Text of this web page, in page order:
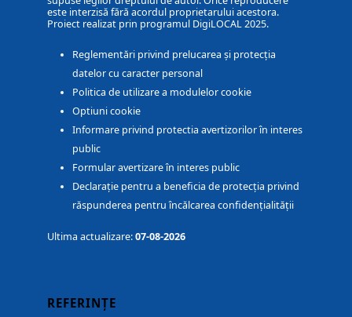
este interzisă fără acordul proprietarului acestora.
Proiect realizat prin programul DigiLOCAL 2025.
Reglementări privind prelucarea și protecția
datelor cu caracter personal
Politica de utilizare a modulelor cookie
Optiuni cookie
Informare privind protectia avertizorilor în interes
public
Formular avertizare în interes public
Declarație pentru a beneficia de protecția privind
răspunderea pentru încălcarea confidențialității
Ultima actualizare:07-08-2026
REFERINȚE